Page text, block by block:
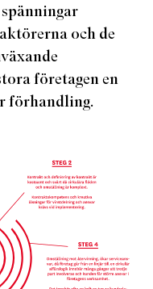
och de
företagen en
förhandling.